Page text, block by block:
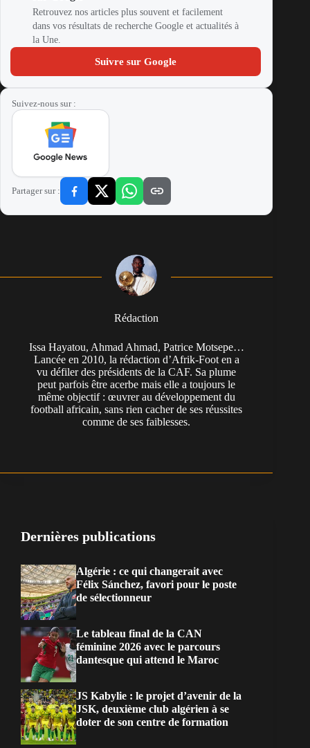
Retrouvez nos articles plus souvent et facilement
dans vos résultats de recherche Google et actualités à
la Une.
Suivre sur Google
Suivez-nous sur :
Partager sur :
Rédaction
Issa Hayatou, Ahmad Ahmad, Patrice Motsepe…
Lancée en 2010, la rédaction d’Afrik-Foot en a
vu défiler des présidents de la CAF. Sa plume
peut parfois être acerbe mais elle a toujours le
même objectif : œuvrer au développement du
football africain, sans rien cacher de ses réussites
comme de ses faiblesses.
Dernières publications
Algérie : ce qui changerait avec
Félix Sánchez, favori pour le poste
de sélectionneur
Le tableau final de la CAN
féminine 2026 avec le parcours
dantesque qui attend le Maroc
JS Kabylie : le projet d’avenir de la
JSK, deuxième club algérien à se
doter de son centre de formation